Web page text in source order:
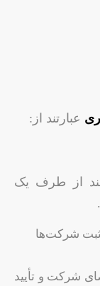
عبارتند از:
از طرف یک
شرکت‌ها
شرکت و تأیید